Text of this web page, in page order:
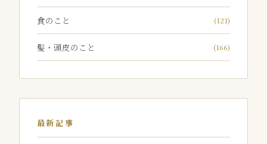
食のこと (121)
髪・頭皮のこと (166)
最新記事